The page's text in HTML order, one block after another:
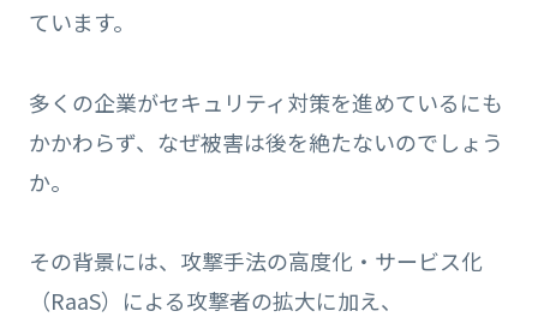
ています。
多くの企業がセキュリティ対策を進めているにも
かかわらず、なぜ被害は後を絶たないのでしょう
か。
その背景には、攻撃手法の高度化・サービス化
（RaaS）による攻撃者の拡大に加え、